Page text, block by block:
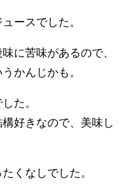
ースでした。
に苦味があるので、
かんじかも。
た。
好きなので、美味し
くなしでした。